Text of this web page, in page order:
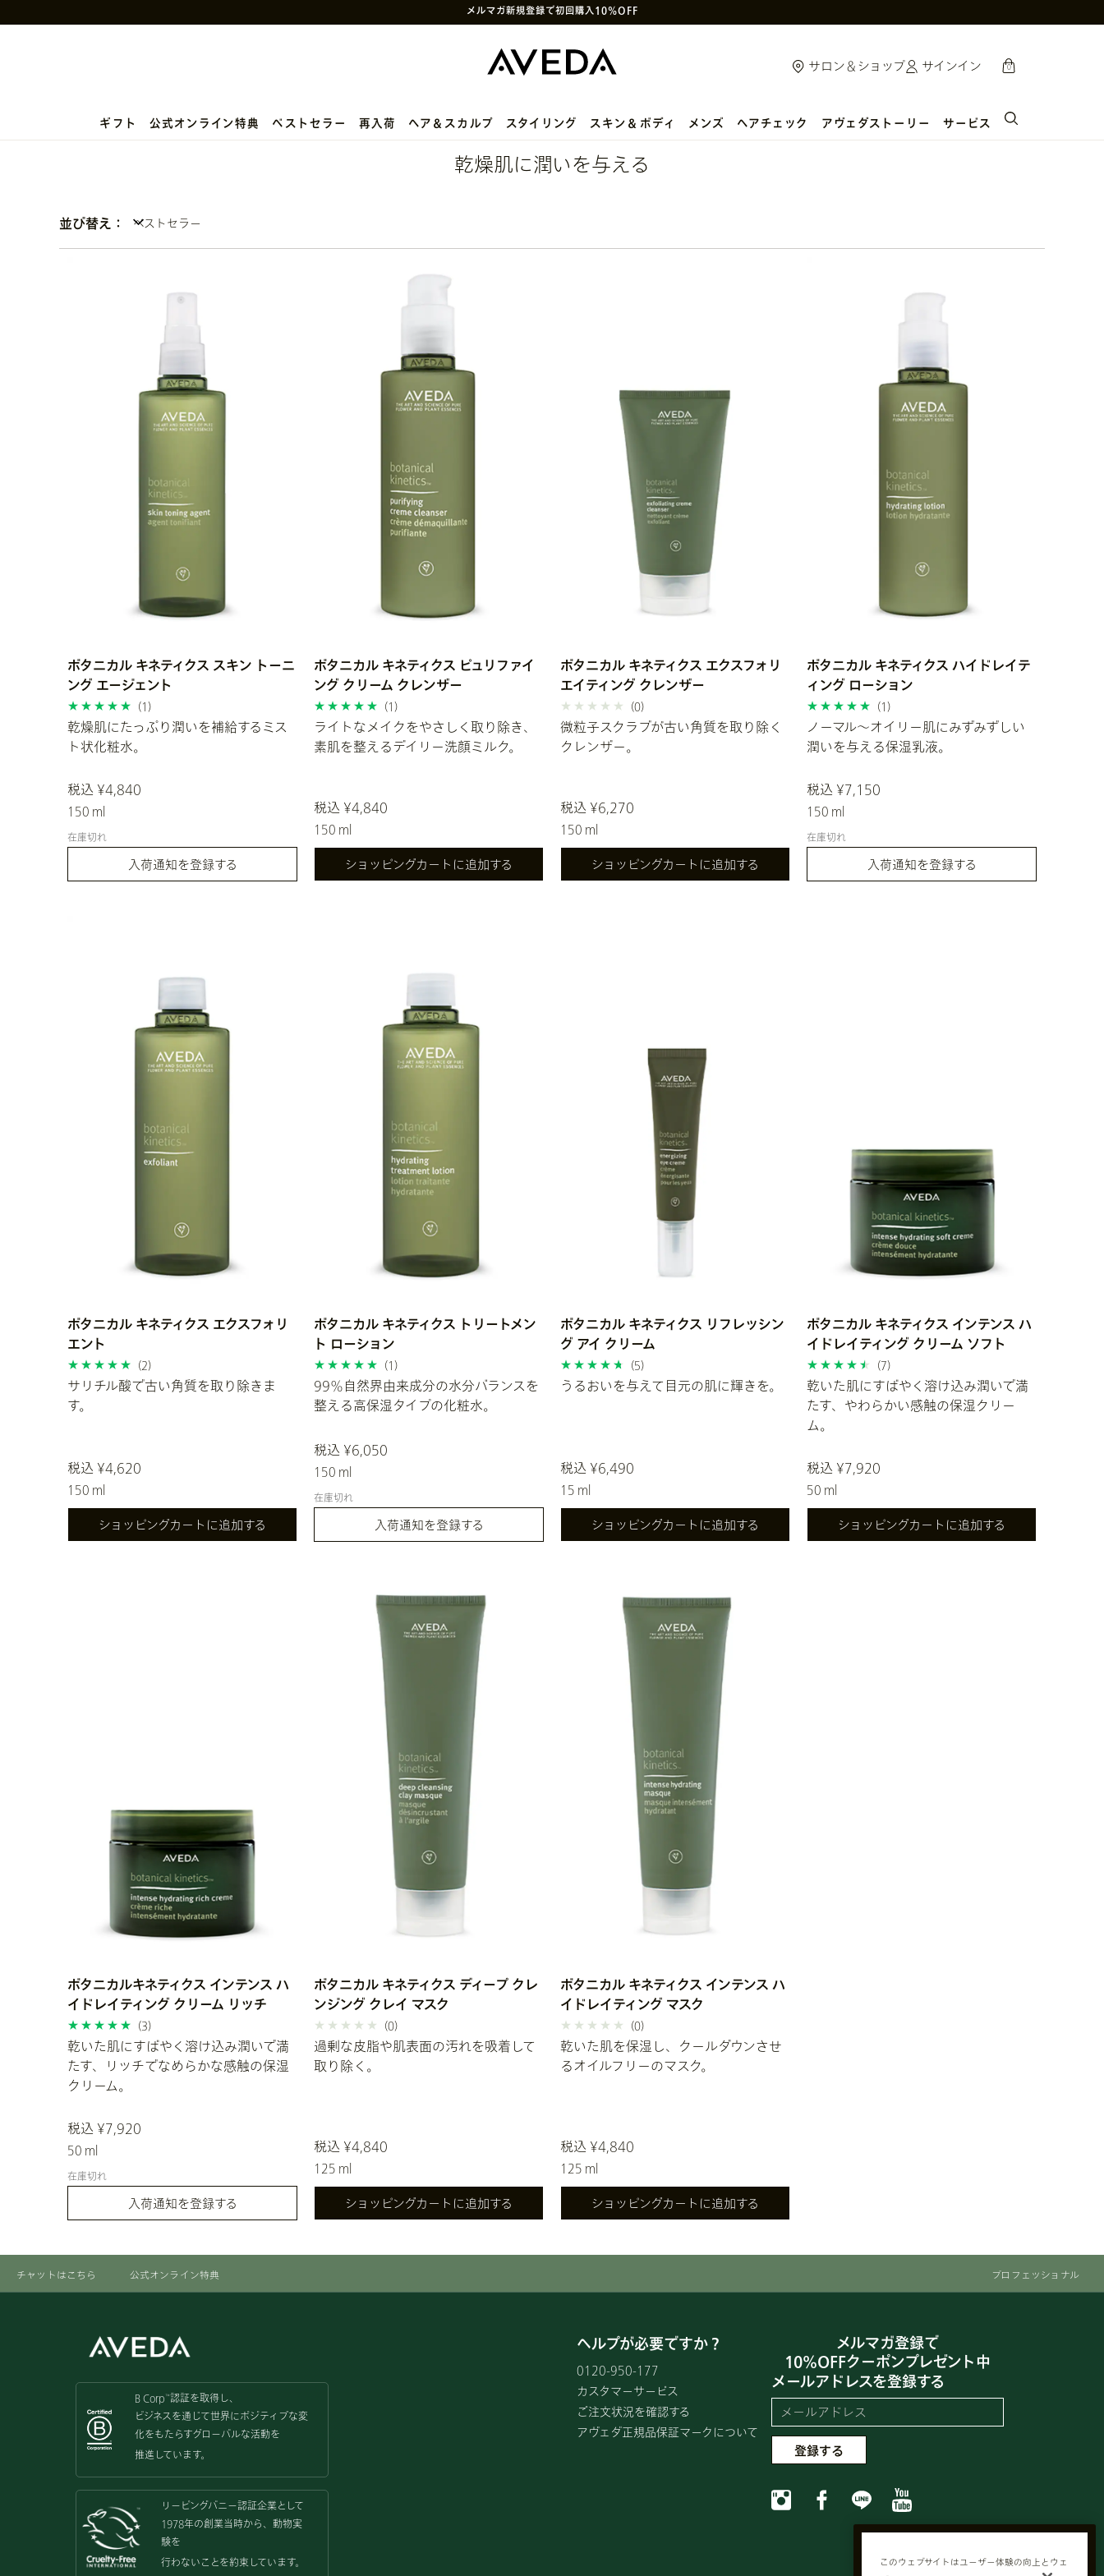
次回使えるクーポン付きセットはこちら
アヴェダ製品の偽造・模倣品に関するご注意
サロン＆ショップ サインイン cart
0
ギフト 公式オンライン特典 ベストセラー 再入荷 ヘア＆スカルプ スタイリング スキン＆ボディ メンズ ヘアチェック アヴェダストーリー サービス
乾燥肌に潤いを与える
並び替え：
ベストセラー
ベストセラー
ボタニカル キネティクス スキン トーニ
ング エージェント
(1)
乾燥肌にたっぷり潤いを補給するミス
ト状化粧水。
税込 ¥4,840
150 ml
在庫切れ
入荷通知を登録する
ボタニカル キネティクス ピュリファイ
ング クリーム クレンザー
(1)
ライトなメイクをやさしく取り除き、
素肌を整えるデイリー洗顔ミルク。
税込 ¥4,840
150 ml
ショッピングカートに追加する
ボタニカル キネティクス エクスフォリ
エイティング クレンザー
(0)
微粒子スクラブが古い角質を取り除く
クレンザー。
税込 ¥6,270
150 ml
ショッピングカートに追加する
ボタニカル キネティクス ハイドレイテ
ィング ローション
(1)
ノーマル～オイリー肌にみずみずしい
潤いを与える保湿乳液。
税込 ¥7,150
150 ml
在庫切れ
入荷通知を登録する
ボタニカル キネティクス エクスフォリ
エント
(2)
サリチル酸で古い角質を取り除きま
す。
税込 ¥4,620
150 ml
ショッピングカートに追加する
ボタニカル キネティクス トリートメン
ト ローション
(1)
99％自然界由来成分の水分バランスを
整える高保湿タイプの化粧水。
税込 ¥6,050
150 ml
在庫切れ
入荷通知を登録する
ボタニカル キネティクス リフレッシン
グ アイ クリーム
(5)
うるおいを与えて目元の肌に輝きを。
税込 ¥6,490
15 ml
ショッピングカートに追加する
ボタニカル キネティクス インテンス ハ
イドレイティング クリーム ソフト
(7)
乾いた肌にすばやく溶け込み潤いで満
たす、やわらかい感触の保湿クリー
ム。
税込 ¥7,920
50 ml
ショッピングカートに追加する
ボタニカルキネティクス インテンス ハ
イドレイティング クリーム リッチ
(3)
乾いた肌にすばやく溶け込み潤いで満
たす、リッチでなめらかな感触の保湿
クリーム。
税込 ¥7,920
50 ml
在庫切れ
入荷通知を登録する
ボタニカル キネティクス ディープ クレ
ンジング クレイ マスク
(0)
過剰な皮脂や肌表面の汚れを吸着して
取り除く。
税込 ¥4,840
125 ml
ショッピングカートに追加する
ボタニカル キネティクス インテンス ハ
イドレイティング マスク
(0)
乾いた肌を保湿し、クールダウンさせ
るオイルフリーのマスク。
税込 ¥4,840
125 ml
ショッピングカートに追加する
チャットはこちら 公式オンライン特典 プロフェッショナル
B Corp ™認証を取得し、
ビジネスを通じて世界にポジティブな変
化をもたらすグローバルな活動を
推進しています。
リーピングバニー認証企業として
1978年の創業当時から、動物実
験を
行わないことを約束しています。
ヘルプが必要ですか？
0120-950-177
カスタマーサービス
ご注文状況を確認する
アヴェダ正規品保証マークについて
メルマガ登録で
10%OFFクーポンプレゼント中
メールアドレスを登録する
このウェブサイトはユーザー体験の向上とウェ